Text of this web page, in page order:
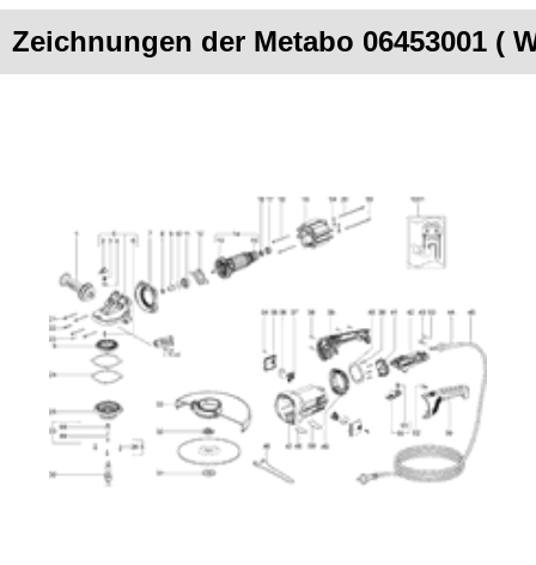
Zeichnungen der Metabo 06453001 (